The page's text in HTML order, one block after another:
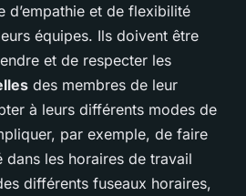
d’empathie et de flexibilité
équipes. Ils doivent être
et de respecter les
des membres de leur
à leurs différents modes de
par exemple, de faire
les horaires de travail
différents fuseaux horaires,